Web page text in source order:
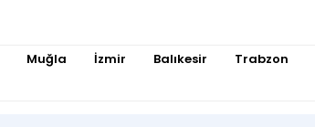
Muğla İzmir Balıkesir Trabzon